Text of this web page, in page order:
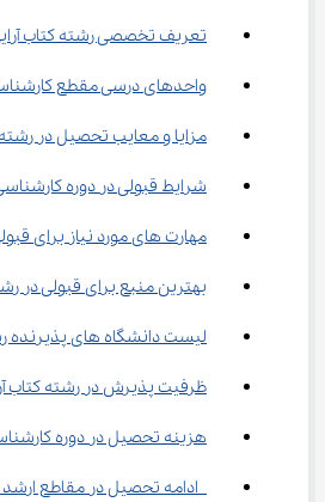
تعریف تخصصی رشته کتاب
واحدهای درسی مقطع
مزایا و معایب تحصیل در رشته
شرایط قبولی در دوره
مهارت های مورد نیاز برای
بهترین منبع برای قبولی در
لیست دانشگاه های پذیرنده
ظرفیت پذیرش در رشته کتاب
هزینه تحصیل در دوره
ادامه تحصیل در مقاطع ارشد